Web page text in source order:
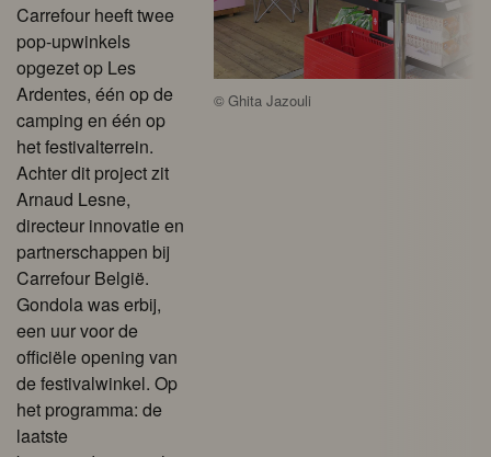
Carrefour heeft twee
pop-upwinkels
opgezet op Les
Ardentes, één op de
camping en één op
het festivalterrein.
Achter dit project zit
Arnaud Lesne,
directeur innovatie en
partnerschappen bij
Carrefour België.
Gondola was erbij,
een uur voor de
officiële opening van
de festivalwinkel. Op
het programma: de
laatste
©Ghita Jazouli